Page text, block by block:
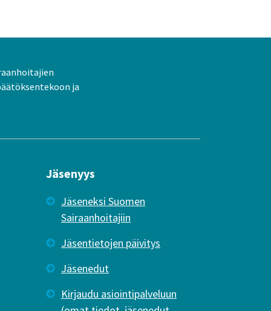
ja
Jäsenyys
Jäseneksi Suomen
Sairaanhoitajiin
Jäsentietojen päivitys
Jäsenedut
Kirjaudu asiointipalveluun